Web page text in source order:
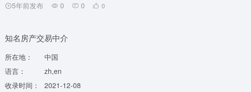
5年前发布 0 0 0
知名房产交易中介
所在地：
中国
语言：
zh,en
收录时间：
2021-12-08